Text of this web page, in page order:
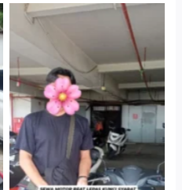
Cityplaza Jatinegara
Gedung Parkir P6A